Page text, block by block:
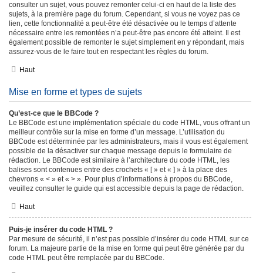
consulter un sujet, vous pouvez remonter celui-ci en haut de la liste des
sujets, à la première page du forum. Cependant, si vous ne voyez pas ce
lien, cette fonctionnalité a peut-être été désactivée ou le temps d’attente
nécessaire entre les remontées n’a peut-être pas encore été atteint. Il est
également possible de remonter le sujet simplement en y répondant, mais
assurez-vous de le faire tout en respectant les règles du forum.
Haut
Mise en forme et types de sujets
Qu’est-ce que le BBCode ?
Le BBCode est une implémentation spéciale du code HTML, vous offrant un
meilleur contrôle sur la mise en forme d’un message. L’utilisation du
BBCode est déterminée par les administrateurs, mais il vous est également
possible de la désactiver sur chaque message depuis le formulaire de
rédaction. Le BBCode est similaire à l’architecture du code HTML, les
balises sont contenues entre des crochets « [ » et « ] » à la place des
chevrons « < » et « > ». Pour plus d’informations à propos du BBCode,
veuillez consulter le guide qui est accessible depuis la page de rédaction.
Haut
Puis-je insérer du code HTML ?
Par mesure de sécurité, il n’est pas possible d’insérer du code HTML sur ce
forum. La majeure partie de la mise en forme qui peut être générée par du
code HTML peut être remplacée par du BBCode.